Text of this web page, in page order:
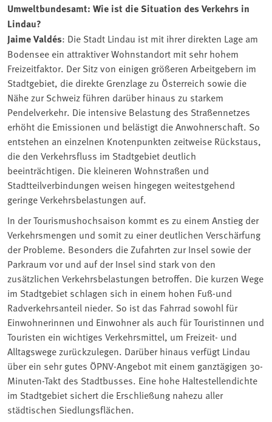
Umweltbundesamt: Wie ist die Situation des Verkehrs in
Lindau?
Jaime Valdés: Die Stadt Lindau ist mit ihrer direkten Lage am
Bodensee ein attraktiver Wohnstandort mit sehr hohem
Freizeitfaktor. Der Sitz von einigen größeren Arbeitgebern im
Stadtgebiet, die direkte Grenzlage zu Österreich sowie die
Nähe zur Schweiz führen darüber hinaus zu starkem
Pendelverkehr. Die intensive Belastung des Straßennetzes
erhöht die Emissionen und belästigt die Anwohnerschaft. So
entstehen an einzelnen Knotenpunkten zeitweise Rückstaus,
die den Verkehrsfluss im Stadtgebiet deutlich
beeinträchtigen. Die kleineren Wohnstraßen und
Stadtteilverbindungen weisen hingegen weitestgehend
geringe Verkehrsbelastungen auf.
In der Tourismushochsaison kommt es zu einem Anstieg der
Verkehrsmengen und somit zu einer deutlichen Verschärfung
der Probleme. Besonders die Zufahrten zur Insel sowie der
Parkraum vor und auf der Insel sind stark von den
zusätzlichen Verkehrsbelastungen betroffen. Die kurzen Wege
im Stadtgebiet schlagen sich in einem hohen Fuß-und
Radverkehrsanteil nieder. So ist das Fahrrad sowohl für
Einwohnerinnen und Einwohner als auch für Touristinnen und
Touristen ein wichtiges Verkehrsmittel, um Freizeit- und
Alltagswege zurückzulegen. Darüber hinaus verfügt Lindau
über ein sehr gutes ÖPNV-Angebot mit einem ganztägigen 30-
Minuten-Takt des Stadtbusses. Eine hohe Haltestellendichte
im Stadtgebiet sichert die Erschließung nahezu aller
städtischen Siedlungsflächen.